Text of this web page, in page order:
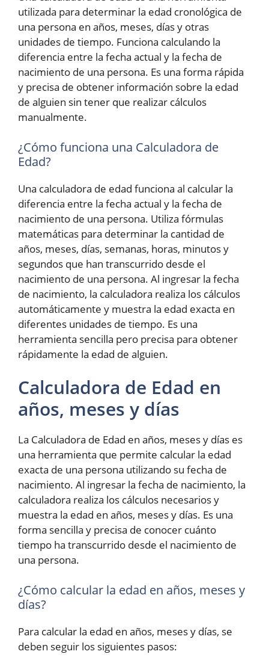
utilizada para determinar la edad cronológica de
una persona en años, meses, días y otras
unidades de tiempo. Funciona calculando la
diferencia entre la fecha actual y la fecha de
nacimiento de una persona. Es una forma rápida
y precisa de obtener información sobre la edad
de alguien sin tener que realizar cálculos
manualmente.
¿Cómo funciona una Calculadora de
Edad?
Una calculadora de edad funciona al calcular la
diferencia entre la fecha actual y la fecha de
nacimiento de una persona. Utiliza fórmulas
matemáticas para determinar la cantidad de
años, meses, días, semanas, horas, minutos y
segundos que han transcurrido desde el
nacimiento de una persona. Al ingresar la fecha
de nacimiento, la calculadora realiza los cálculos
automáticamente y muestra la edad exacta en
diferentes unidades de tiempo. Es una
herramienta sencilla pero precisa para obtener
rápidamente la edad de alguien.
Calculadora de Edad en
años, meses y días
La Calculadora de Edad en años, meses y días es
una herramienta que permite calcular la edad
exacta de una persona utilizando su fecha de
nacimiento. Al ingresar la fecha de nacimiento, la
calculadora realiza los cálculos necesarios y
muestra la edad en años, meses y días. Es una
forma sencilla y precisa de conocer cuánto
tiempo ha transcurrido desde el nacimiento de
una persona.
¿Cómo calcular la edad en años, meses y
días?
Para calcular la edad en años, meses y días, se
deben seguir los siguientes pasos: